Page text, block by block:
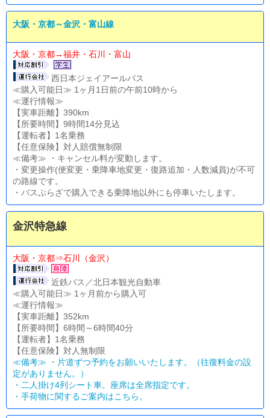
大阪・京都～金沢・富山線
大阪・京都→福井・石川・富山
西日本ジェイアールバス
≪購入可能日≫ 1ヶ月1日前の午前10時から
≪運行情報≫
【実車距離】390km
【所要時間】9時間14分見込
【運転者】1名乗務
【任意保険】対人賠償無制限
≪備考≫ ・キャンセル料が変動します。
・変更操作(便変更・乗降車地変更・復路追加・人数減員)が不可
の路線です。
・バスぷらざで購入できる乗降地以外にも停車いたします。
金沢特急線
大阪・京都⇒石川（金沢）
近鉄バス／北日本観光自動車
≪購入可能日≫ 1ヶ月前から購入可
≪運行情報≫
【実車距離】352km
【所要時間】6時間～6時間40分
【運転者】1名乗務
【任意保険】対人無制限
≪備考≫ ・片道ずつ予約をお願いいたします。（往復料金の設
定がありません。）
・二人掛け4列シート車。座席は全席指定です。
・ 手荷物に関するご案内はこちら。